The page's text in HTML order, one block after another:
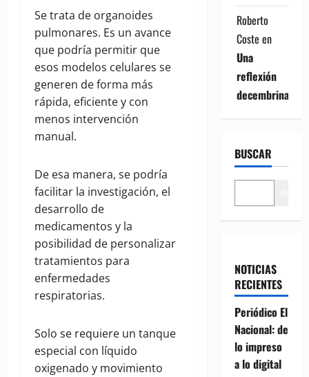
Se trata de organoides
pulmonares. Es un avance
que podría permitir que
esos modelos celulares se
generen de forma más
rápida, eficiente y con
menos intervención
manual.
De esa manera, se podría
facilitar la investigación, el
desarrollo de
medicamentos y la
posibilidad de personalizar
tratamientos para
enfermedades
respiratorias.
Solo se requiere un tanque
especial con líquido
oxigenado y movimiento
Roberto
Coste en
Una
reflexión
decembrina
BUSCAR
NOTICIAS
RECIENTES
Periódico El
Nacional: de
lo impreso
a lo digital